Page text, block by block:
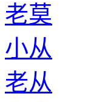
老莫
小从
老从